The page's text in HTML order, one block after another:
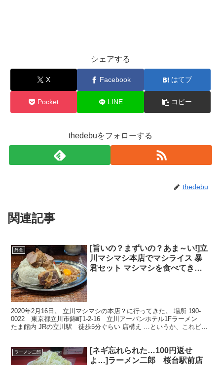
シェアする
X Facebook はてブ
Pocket LINE コピー
thedebuをフォローする
thedebu
関連記事
外食
[旨いの？まずいの？あま～い!]立
川マシマシ本店でマシライス 暴
君セット マシマシを食べてきた
2020年2月16日。 立川マシマシの本店？に行ってきた。 場所 190-
0022 東京都立川市錦町1-2-16 立川アーバンホテル1Fラーメン
たま館内 JRの立川駅 徒歩5分ぐらい 店構え …というか、これビル
ラーメン二郎
[ネギ忘れられた…100円返せ
よ…]ラーメン二郎 桜台駅前店